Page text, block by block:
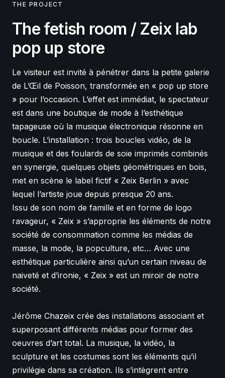
THE PROJECT
The fetish room / Zeix lab
pop up store
Le visiteur est invité à pénétrer dans la petite galerie
de L’Œil de Poisson, transformée en « pop up store
» pour l’occasion. L’effet est immédiat, le spectateur
est dans une boutique de mode à l’esthétique
tapageuse où la musique électronique résonne en
boucle. L’installation : trois boucles vidéo, de la
musique et des foulards de soie imprimés combinés
en synergie, quelques objets géométriques en bois,
met en scène le label fictif « Zeix Berlin » avec
lequel l’artiste joue depuis presque 20 ans.
Issu de son nom de famille et en forme de logo
ravageur, « Zeix » s’approprie les éléments de notre
société de consommation comme les médias de
masse, la mode, la popculture, etc… Avec une
esthétique particulière ainsi qu’un certain niveau de
naiveté et d’ironie, « Zeix » est un miroir de notre
société.
Jérôme Chazeix crée des installations associant et
superposant différents médias pour former des
oeuvres d’art total. La musique, la vidéo, la
sculpture et les costumes sont les éléments qu’il
privilégie dans sa création. Ils s’intègrent entre